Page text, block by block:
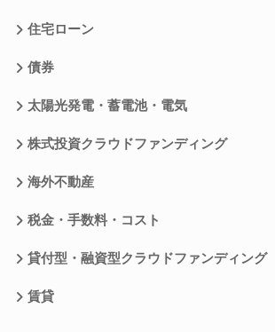
住宅ローン
債券
太陽光発電・蓄電池・電気
株式投資クラウドファンディング
海外不動産
税金・手数料・コスト
貸付型・融資型クラウドファンディング
賃貸